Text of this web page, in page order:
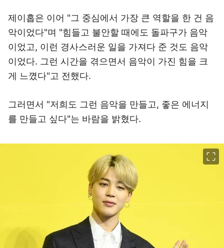
제이홉은 이어 "그 중심에서 가장 큰 역할을 한 건 음
악이었다"며 "힘들고 불안할 때에도 돌파구가 음악
이었고, 이런 경사스러운 일을 가져다 준 것도 음악
이었다. 그런 시간을 겪으면서 음악이 가진 힘을 크
게 느꼈다"고 전했다.
그러면서 "저희도 그런 음악을 만들고, 좋은 에너지
를 만들고 싶다"는 바람을 밝혔다.